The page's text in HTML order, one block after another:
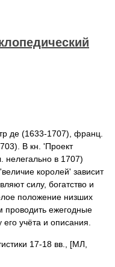
де (1633-1707), франц.
В кн. 'Проект
нелегально в 1707)
королей' зависит
силу, богатство и
положение низших
ежегодные
учёта и описания.
17-18 вв., [МЛ,